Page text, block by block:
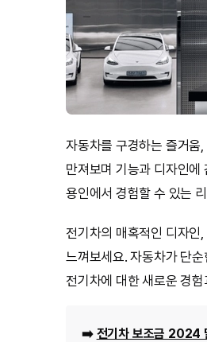
자동차를 구경하는 즐거움
만져보며 기능과 디자인에
용인에서 경험할 수 있는
전기차의 매혹적인 디자인
느껴보세요. 자동차가 단
전기차에 대한 새로운 경
➡️ 전기차 보조금 2024